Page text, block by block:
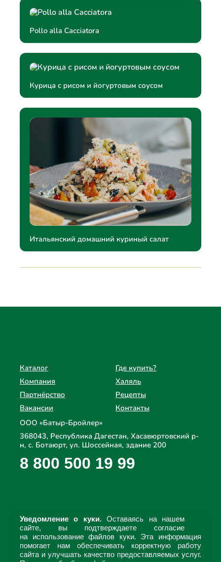
Pollo alla Cacciatora
Курица с рисом и йогуртовым соусом
Итальянский домашний куриный салат
Каталог
Компания
Партнёрство
Вакансии
Где купить?
Халяль
Рецепты
Контакты
ООО «Батыр-Бройлер»
368043, Республика Дагестан, Хасавюртовский р-
н, с. Ботаюрт, ул. Шоссейная, здание 200
8 800 500 19 99
Уведомление о куки.Оставаясь на нашем
сайте, вы подтверждаете согласие
на использование файлов куки. Эта информация
помогает нам обеспечивать корректную работу
сайта и улучшать качество предоставляемых услуг.